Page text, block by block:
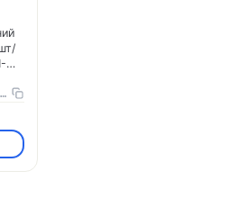
SKU: EL-KK10D-N-040-025-K02